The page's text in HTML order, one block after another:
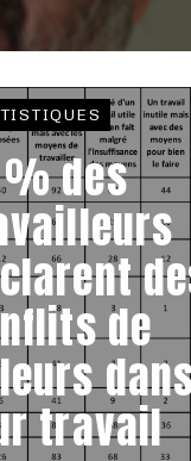
% des
de
travail